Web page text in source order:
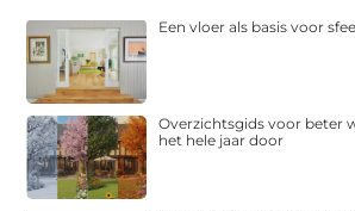
Een vloer als basis voor
Overzichtsgids voor beter
het hele jaar door